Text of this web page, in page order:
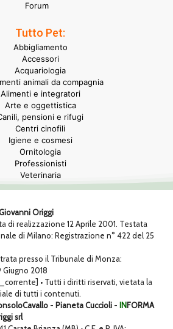
Forum
Tutto Pet:
Abbigliamento
Accessori
Acquariologia
animali da compagnia
Alimenti e integratori
Arte e oggettistica
pensioni e rifugi
Centri cinofili
Igiene e cosmesi
Ornitologia
Professionisti
Veterinaria
Origgi
di realizzazione 12 Aprile 2001. Testata
di Milano: Registrazione n° 422 del 25
presso il Tribunale di Monza:
Giugno 2018
• Tutti i diritti riservati, vietata la
di tutti i contenuti.
- Pianeta Cuccioli - INFORMA
srl